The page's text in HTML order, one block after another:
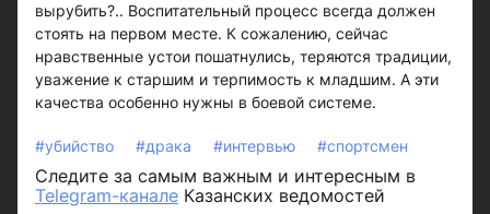
вырубить?.. Воспитательный процесс всегда должен
стоять на первом месте. К сожалению, сейчас
нравственные устои пошатнулись, теряются традиции,
уважение к старшим и терпимость к младшим. А эти
качества особенно нужны в боевой системе.
#убийство #драка #интервью #спортсмен
Следите за самым важным и интересным в
Telegram-канале Казанских ведомостей